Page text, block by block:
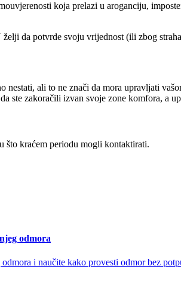
koja prelazi u aroganciju,
želji da potvrde svoju vrijednost (ili zbog
nestati, ali to ne znači da mora upravljati
ste zakoračili izvan svoje zone komfora, a
što kraćem periodu mogli kontaktirati.
odmora
i naučite kako provesti odmor bez